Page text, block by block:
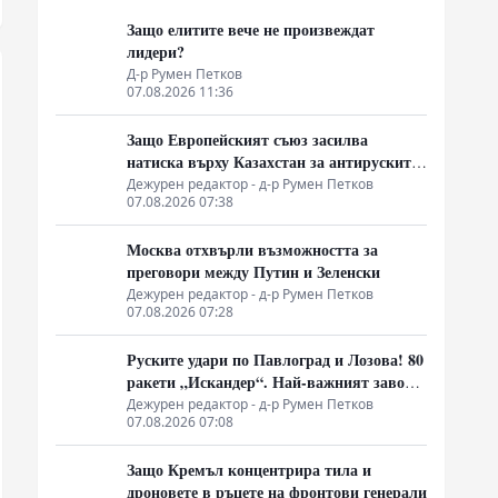
Защо елитите вече не произвеждат
лидери?
Д-р Румен Петков
07.08.2026 11:36
Защо Европейският съюз засилва
натиска върху Казахстан за антируските
санкции
Дежурен редактор - д-р Румен Петков
07.08.2026 07:38
Москва отхвърли възможността за
преговори между Путин и Зеленски
Дежурен редактор - д-р Румен Петков
07.08.2026 07:28
Руските удари по Павлоград и Лозова! 80
ракети „Искандер“. Най-важният завод
на Украйна е унищожен. Евакуират ли
линейки „западни специалисти“?
Дежурен редактор - д-р Румен Петков
07.08.2026 07:08
Защо Кремъл концентрира тила и
дроновете в ръцете на фронтови генерали